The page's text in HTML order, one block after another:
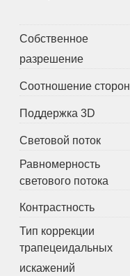
Собственное
разрешение
Соотношение сторон
Поддержка 3D
Световой поток
Равномерность
светового потока
Контрастность
Тип коррекции
трапецеидальных
искажений